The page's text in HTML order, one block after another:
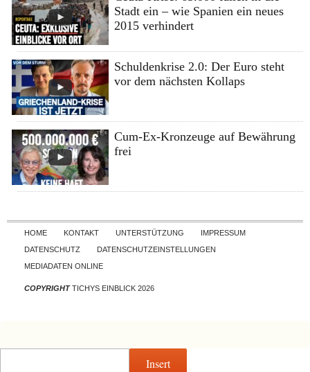
Stadt ein – wie Spanien ein neues
2015 verhindert
Schuldenkrise 2.0: Der Euro steht
vor dem nächsten Kollaps
Cum-Ex-Kronzeuge auf Bewährung
frei
Skip to content
HOME KONTAKT UNTERSTÜTZUNG
IMPRESSUM
DATENSCHUTZ
DATENSCHUTZEINSTELLUNGEN
MEDIADATEN ONLINE
COPYRIGHTTICHYS EINBLICK 2026
Insert